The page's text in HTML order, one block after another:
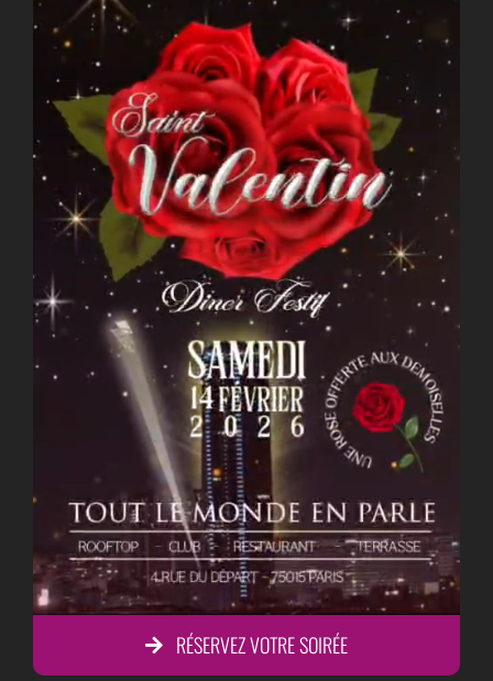
RÉSERVEZ VOTRE SOIRÉE